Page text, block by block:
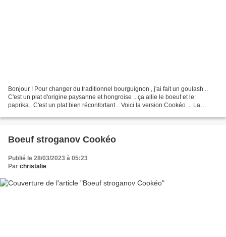
Bonjour ! Pour changer du traditionnel bourguignon , j'ai fait un goulash ..
C'est un plat d'origine paysanne et hongroise ...ça allie le boeuf et le
paprika.. C'est un plat bien réconfortant .. Voici la version Cookéo ... La
Boeuf stroganov Cookéo
Publié le 28/03/2023 à 05:23
Par christalie